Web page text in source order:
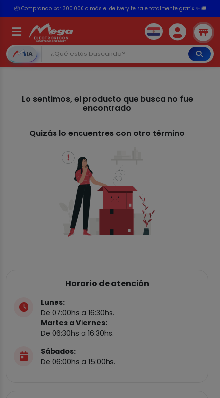
📦 Comprando por 300.000 o más el delivery te sale totalmente gratis ✨ 🚚
💳 ¡HASTA 24 CUOTAS SIN INTERÉS con tarjetas adheridas!
IA
Lo sentimos, el producto que busca no fue
encontrado
Quizás lo encuentres con otro término
Horario de atención
Lunes:
De 07:00hs a 16:30hs.
Martes a Viernes:
De 06:30hs a 16:30hs.
Sábados:
De 06:00hs a 15:00hs.